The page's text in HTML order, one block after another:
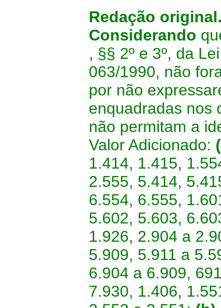
Redação
Considerando
, §§ 2º e 3º, da
063/1990, não
por não
enquadradas nos
não permitam a
Valor Adicionado:
1.414, 1.415,
2.555, 5.414,
6.554, 6.555,
5.602, 5.603,
1.926, 2.904 a
5.909, 5.911 a
6.904 a 6.909,
7.930, 1.406,